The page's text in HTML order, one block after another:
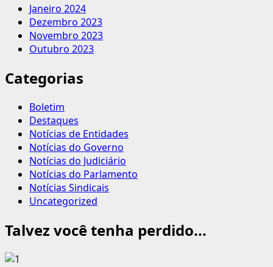
Janeiro 2024
Dezembro 2023
Novembro 2023
Outubro 2023
Categorias
Boletim
Destaques
Notícias de Entidades
Notícias do Governo
Notícias do Judiciário
Notícias do Parlamento
Notícias Sindicais
Uncategorized
Talvez você tenha perdido...